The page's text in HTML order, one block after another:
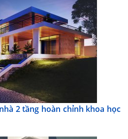
2 tầng hoàn chỉnh khoa học